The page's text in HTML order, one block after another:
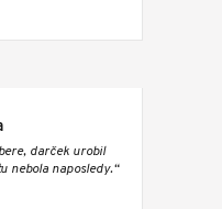
darček urobil
nebola naposledy.“